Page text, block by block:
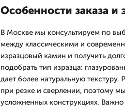
Особенности заказа и
В Москве мы консультируем по
между классическими и
изразцовый камин и получить
подобрать тип изразца:
дает более натуральную текстуру.
при резке и сверлении, поэтому
усложненных конструкциях.